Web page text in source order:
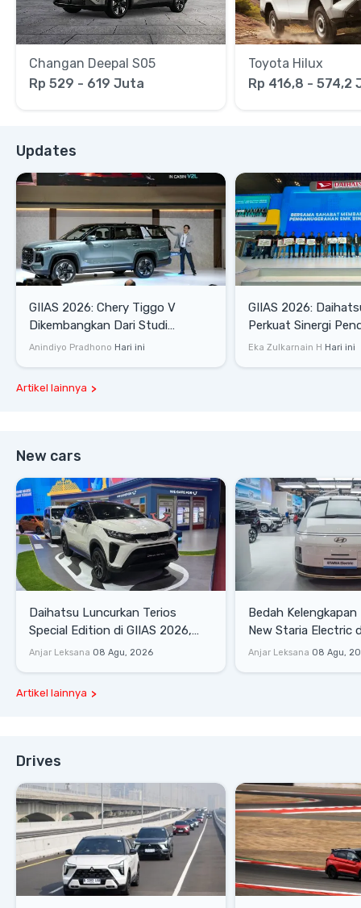
Changan Deepal S05
Rp 529 - 619 Juta
Toyota Hilux
Rp 416,8 - 574,2
Updates
GIIAS 2026: Chery Tiggo V
Dikembangkan Dari Studi
Komprehensif di Indonesia
Anindiyo Pradhono Hari ini
GIIAS 2026:
Perkuat Sinergi
Industri Otomotif
Eka Zulkarnain H Hari ini
Artikel lainnya
New cars
Daihatsu Luncurkan Terios
Special Edition di GIIAS 2026,
Stok Terbatas
Anjar Leksana 08 Agu, 2026
Bedah
New Staria Electric
yang Dikenalkan di
Anjar Leksana 08 Agu,
Artikel lainnya
Drives